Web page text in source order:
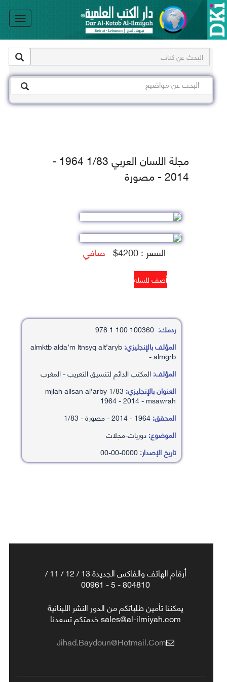
مجلة اللسان العربي 1/83 1964 -
2014 - مصورة
السعر : 4200$ صافي
ردمك:
المؤلف بالإنجليزي:almktb alda’m ltnsyq alt’aryb
- almgrb
المؤلف:المكتب الدائم لتنسيق التعريب - المغرب
العنوان بالإنجليزي: mjlah allsan al’arby 1/83
1964 - 2014 - msawrah
المحقق:
الموضوع:دوريات-مجلات
تاريخ الإصدار:
أرقام الهاتف والفاكس الجديدة 13 / 12 / 11 /
804810 - 5 - 00961
يمكننا تأمين طلباتكم من الدور النشر اللبنانية
sales@al-ilmiyah.com خدمتكم تسعدنا
Jihad.baydoun@hotmail.com